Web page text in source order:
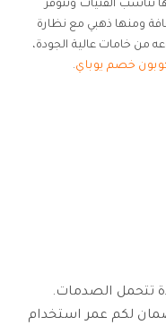
تناسب الفتيات وتتوفر
ومنها ذهبي مع نظارة
من خامات عالية الجودة،
خصم يوباي.
تتحمل الصدمات.
لكم عمر استخدام